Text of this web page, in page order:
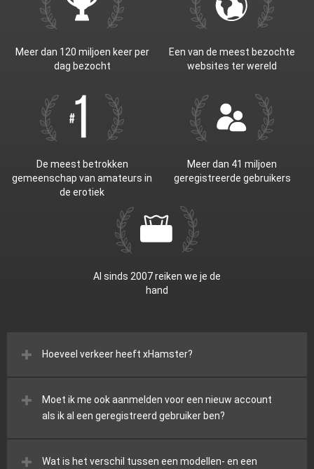
Meer dan 120 miljoen keer per
dag bezocht
Een van de meest bezochte
websites ter wereld
De meest betrokken
gemeenschap van amateurs in
de erotiek
Meer dan 41 miljoen
geregistreerde gebruikers
Al sinds 2007 reiken we je de
hand
Hoeveel verkeer heeft xHamster?
Moet ik me ook aanmelden voor een nieuw account
als ik al een geregistreerd gebruiker ben?
Wat is het verschil tussen een modellen- en een